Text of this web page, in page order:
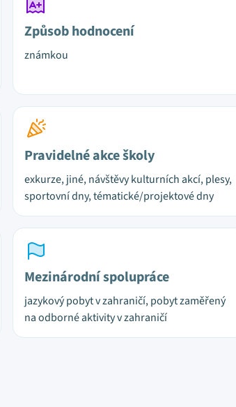
Způsob hodnocení
známkou
Pravidelné akce školy
exkurze, jiné, návštěvy kulturních akcí, plesy,
sportovní dny, tématické/projektové dny
Mezinárodní spolupráce
jazykový pobyt v zahraničí, pobyt zaměřený
na odborné aktivity v zahraničí